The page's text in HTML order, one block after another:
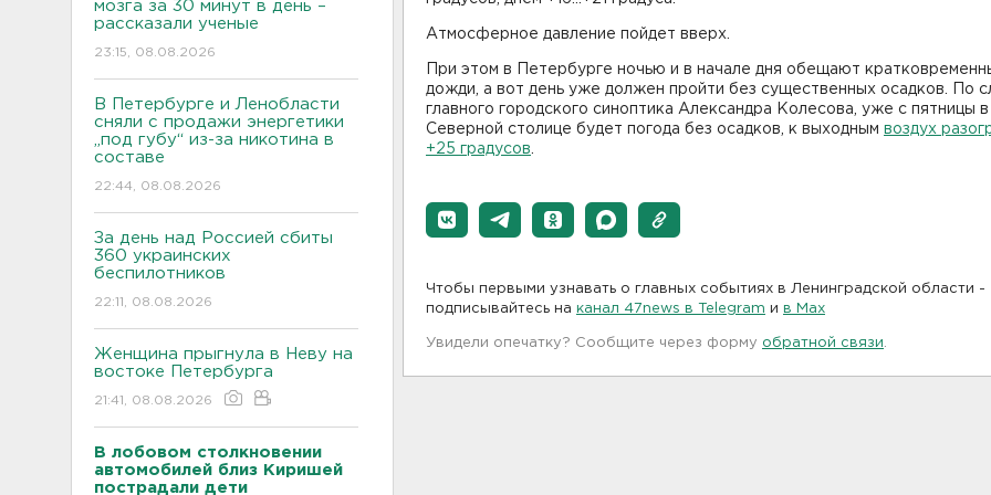
мозга за 30 минут в день –
рассказали ученые
23:15, 08.08.2026
В Петербурге и Ленобласти
сняли с продажи энергетики
„под губу“ из-за никотина в
составе
22:44, 08.08.2026
За день над Россией сбиты
360 украинских
беспилотников
22:11, 08.08.2026
Женщина прыгнула в Неву на
востоке Петербурга
21:41, 08.08.2026
В лобовом столкновении
автомобилей близ Киришей
пострадали дети
Атмосферное давление пойдет вверх.
При этом в Петербурге ночью и в начале дня обещают
дожди, а вот день уже должен пройти без существенных осадков. По
главного городского синоптика Александра Колесова, уже с пятницы в
Северной столице будет погода без осадков, к выходным воздух
+25 градусов
Чтобы первыми узнавать о главных событиях в Ленинградской области -
подписывайтесь на канал 47news в Telegram и в Maх
Увидели опечатку? Сообщите через форму обратной связи